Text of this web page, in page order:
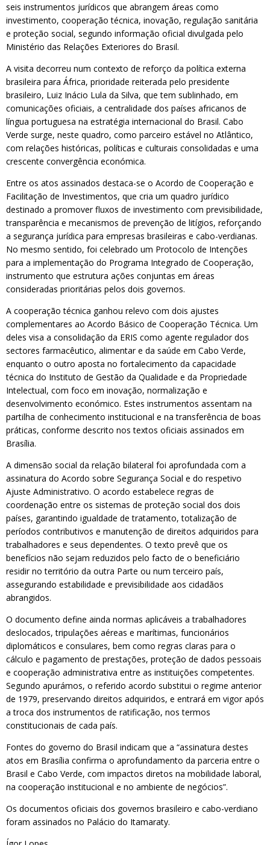
seis instrumentos jurídicos que abrangem áreas como
investimento, cooperação técnica, inovação, regulação sanitária
e proteção social, segundo informação oficial divulgada pelo
Ministério das Relações Exteriores do Brasil.
A visita decorreu num contexto de reforço da política externa
brasileira para África, prioridade reiterada pelo presidente
brasileiro, Luiz Inácio Lula da Silva, que tem sublinhado, em
comunicações oficiais, a centralidade dos países africanos de
língua portuguesa na estratégia internacional do Brasil. Cabo
Verde surge, neste quadro, como parceiro estável no Atlântico,
com relações históricas, políticas e culturais consolidadas e uma
crescente convergência económica.
Entre os atos assinados destaca-se o Acordo de Cooperação e
Facilitação de Investimentos, que cria um quadro jurídico
destinado a promover fluxos de investimento com previsibilidade,
transparência e mecanismos de prevenção de litígios, reforçando
a segurança jurídica para empresas brasileiras e cabo-verdianas.
No mesmo sentido, foi celebrado um Protocolo de Intenções
para a implementação do Programa Integrado de Cooperação,
instrumento que estrutura ações conjuntas em áreas
consideradas prioritárias pelos dois governos.
A cooperação técnica ganhou relevo com dois ajustes
complementares ao Acordo Básico de Cooperação Técnica. Um
deles visa a consolidação da ERIS como agente regulador dos
sectores farmacêutico, alimentar e da saúde em Cabo Verde,
enquanto o outro aposta no fortalecimento da capacidade
técnica do Instituto de Gestão da Qualidade e da Propriedade
Intelectual, com foco em inovação, normalização e
desenvolvimento económico. Estes instrumentos assentam na
partilha de conhecimento institucional e na transferência de boas
práticas, conforme descrito nos textos oficiais assinados em
Brasília.
A dimensão social da relação bilateral foi aprofundada com a
assinatura do Acordo sobre Segurança Social e do respetivo
Ajuste Administrativo. O acordo estabelece regras de
coordenação entre os sistemas de proteção social dos dois
países, garantindo igualdade de tratamento, totalização de
períodos contributivos e manutenção de direitos adquiridos para
trabalhadores e seus dependentes. O texto prevê que os
benefícios não sejam reduzidos pelo facto de o beneficiário
residir no território da outra Parte ou num terceiro país,
assegurando estabilidade e previsibilidade aos cidadãos
abrangidos.
O documento define ainda normas aplicáveis a trabalhadores
deslocados, tripulações aéreas e marítimas, funcionários
diplomáticos e consulares, bem como regras claras para o
cálculo e pagamento de prestações, proteção de dados pessoais
e cooperação administrativa entre as instituições competentes.
Segundo apurámos, o referido acordo substitui o regime anterior
de 1979, preservando direitos adquiridos, e entrará em vigor após
a troca dos instrumentos de ratificação, nos termos
constitucionais de cada país.
Fontes do governo do Brasil indicam que a “assinatura destes
atos em Brasília confirma o aprofundamento da parceria entre o
Brasil e Cabo Verde, com impactos diretos na mobilidade laboral,
na cooperação institucional e no ambiente de negócios”.
Os documentos oficiais dos governos brasileiro e cabo-verdiano
foram assinados no Palácio do Itamaraty.